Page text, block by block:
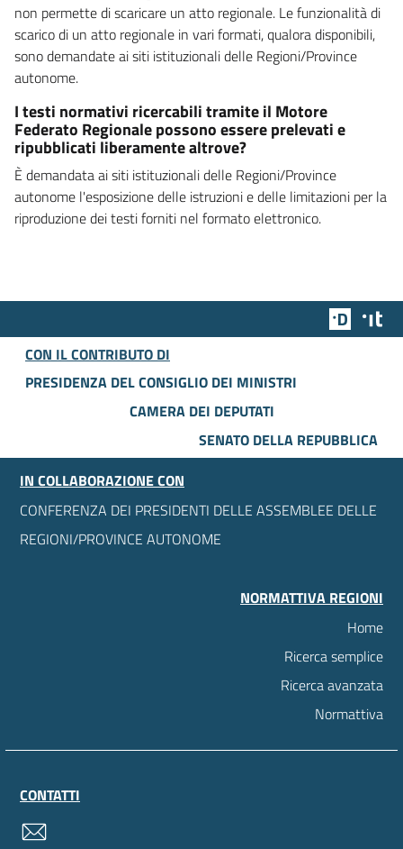
non permette di scaricare un atto regionale. Le funzionalità di
scarico di un atto regionale in vari formati, qualora disponibili,
sono demandate ai siti istituzionali delle Regioni/Province
autonome.
I testi normativi ricercabili tramite il Motore
Federato Regionale possono essere prelevati e
ripubblicati liberamente altrove?
È demandata ai siti istituzionali delle Regioni/Province
autonome l'esposizione delle istruzioni e delle limitazioni per la
riproduzione dei testi forniti nel formato elettronico.
Team
CON IL CONTRIBUTO DI
PRESIDENZA DEL CONSIGLIO DEI MINISTRI
CAMERA DEI DEPUTATI
SENATO DELLA REPUBBLICA
IN COLLABORAZIONE CON
CONFERENZA DEI PRESIDENTI DELLE ASSEMBLEE DELLE
REGIONI/PROVINCE AUTONOME
NORMATTIVA REGIONI
Home
Ricerca semplice
Ricerca avanzata
Normattiva
CONTATTI